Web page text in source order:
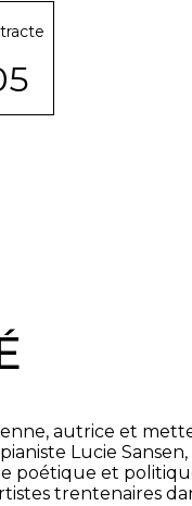
autrice et
Lucie
poétique et
trentenaires